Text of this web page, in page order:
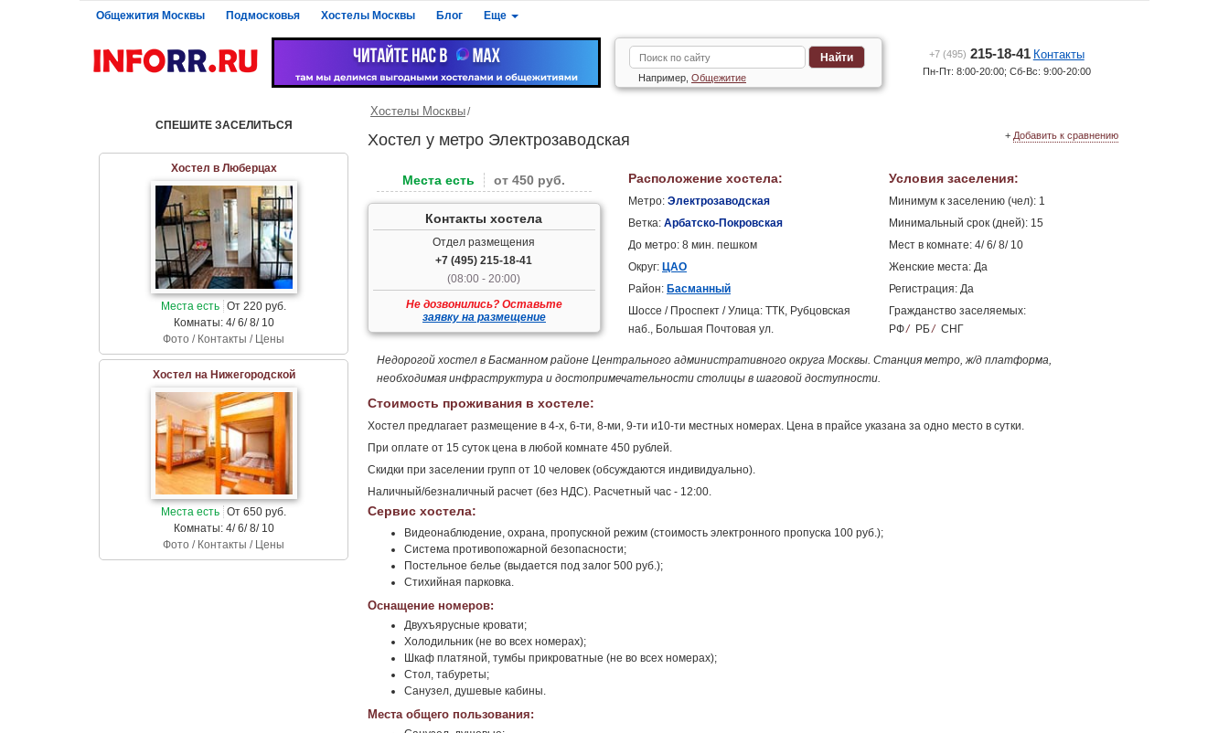
Общежития Москвы Подмосковья Хостелы Москвы Блог Еще
Найти
Например, Общежитие
+7 (495) 215-18-41 Контакты
Пн-Пт: 8:00-20:00; Сб-Вс: 9:00-20:00
СПЕШИТЕ ЗАСЕЛИТЬСЯ
Хостел в Люберцах
Места есть От 220 руб.
Комнаты: 4/ 6/ 8/ 10
Фото / Контакты / Цены
Хостел на Нижегородской
Места есть От 650 руб.
Комнаты: 4/ 6/ 8/ 10
Фото / Контакты / Цены
Хостелы Москвы
Хостел у метро Электрозаводская + Добавить к сравнению
Места есть от 450 руб.
Контакты хостела
Отдел размещения
+7 (495) 215-18-41
(08:00 - 20:00)
Не дозвонились? Оставьте
заявку на размещение
Расположение хостела:
Метро: Электрозаводская
Ветка: Арбатско-Покровская
До метро: 8 мин. пешком
Округ: ЦАО
Район: Басманный
Шоссе / Проспект / Улица: ТТК, Рубцовская
наб., Большая Почтовая ул.
Условия заселения:
Минимум к заселению (чел): 1
Минимальный срок (дней): 15
Мест в комнате: 4/ 6/ 8/ 10
Женские места: Да
Регистрация: Да
Гражданство заселяемых:
РФ/ РБ/ СНГ
Недорогой хостел в Басманном районе Центрального административного округа Москвы. Станция метро, ж/д платформа,
необходимая инфраструктура и достопримечательности столицы в шаговой доступности.
Стоимость проживания в хостеле:
Хостел предлагает размещение в 4-х, 6-ти, 8-ми, 9-ти и10-ти местных номерах. Цена в прайсе указана за одно место в сутки.
При оплате от 15 суток цена в любой комнате 450 рублей.
Скидки при заселении групп от 10 человек (обсуждаются индивидуально).
Наличный/безналичный расчет (без НДС). Расчетный час - 12:00.
Сервис хостела:
Видеонаблюдение, охрана, пропускной режим (стоимость электронного пропуска 100 руб.);
Система противопожарной безопасности;
Постельное белье (выдается под залог 500 руб.);
Стихийная парковка.
Оснащение номеров:
Двухъярусные кровати;
Холодильник (не во всех номерах);
Шкаф платяной, тумбы прикроватные (не во всех номерах);
Стол, табуреты;
Санузел, душевые кабины.
Места общего пользования: